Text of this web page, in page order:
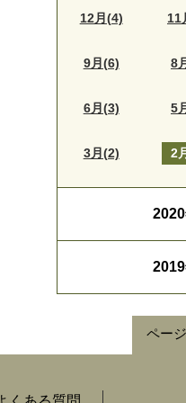
12月(4) 11
9月(6) 8
6月(3) 5
3月(2) 2
ペー